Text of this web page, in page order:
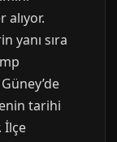
yanı sıra
tarihi
İlçe